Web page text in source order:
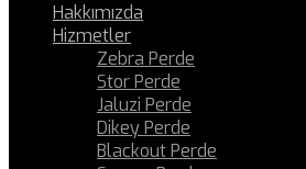
Hakkımızda
Hizmetler
Zebra Perde
Stor Perde
Jaluzi Perde
Dikey Perde
Blackout Perde